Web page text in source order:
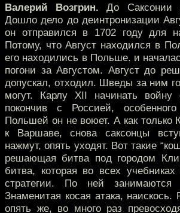
Валерий Возгрин. До Саксонии
Дошло дело до деинтронизации
он отправился в 1702 году для
Потому, что Август находился в
его находились в Польше. и
погони за Августом. Август до
допускал, отходил. Шведы за ним
могут. Карлу XII начинать
покончив с Россией,
Польшей он не воюет. А как только
к Варшаве, снова саксонцы
нажмут, опять уходят. Вот такие
решающая битва под городом
битва, которая во всех учебниках
стратегии. По ней занимаются
Знаменитая косая атака, наискось.
опять же, во много раз